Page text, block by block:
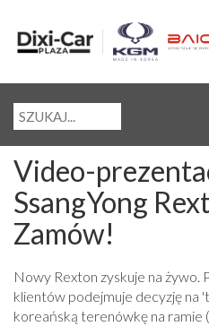
Video-
SsangYong
Zamów!
Nowy Rexton zyskuje na żywo.
klientów podejmuje decyzję na
koreańską terenówkę na ramie